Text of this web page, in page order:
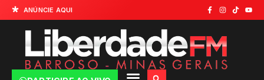
ANÚNCIE AQUI